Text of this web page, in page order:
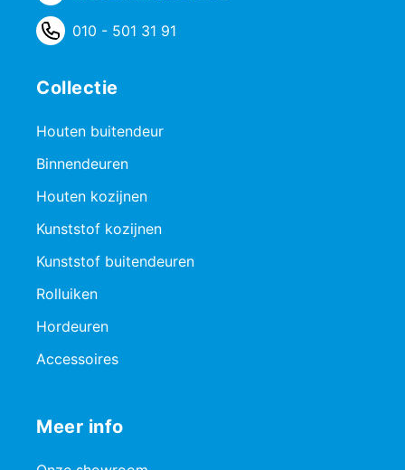
010 - 501 31 91
Collectie
Houten buitendeur
Binnendeuren
Houten kozijnen
Kunststof kozijnen
Kunststof buitendeuren
Rolluiken
Hordeuren
Accessoires
Meer info